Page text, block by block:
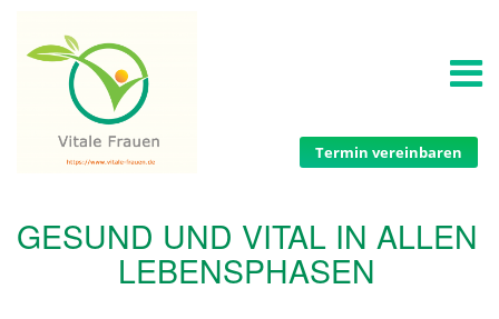
GESUND UND VITAL IN ALLEN
LEBENSPHASEN
Termin vereinbaren